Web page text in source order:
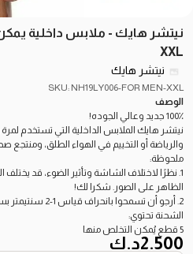
نيتشر هايك - ملابس داخلية
XXL
نيتشر هايك
SKU: NH19LY006-FOR MEN-XXL
الوصف
100٪ جديد وعالي الجوده!
نيتشر هايك الملابس الداخلية التي تستخدم
والرياضة أو التخييم في الهواء الطلق، ومنتجع
ملحوظة:
1. نظرًا لاختلاف الشاشة وتأثير الضوء، قد
الظاهر على الصور. شكرا لك!
2. أرجو أن تسمحوا بانحراف قياس 1-2 سنتيمتر بسبب القياس اليدوي.
الشحنة تحتوي:
5 قطع يُمكن التخلص منها
2.500د.ك